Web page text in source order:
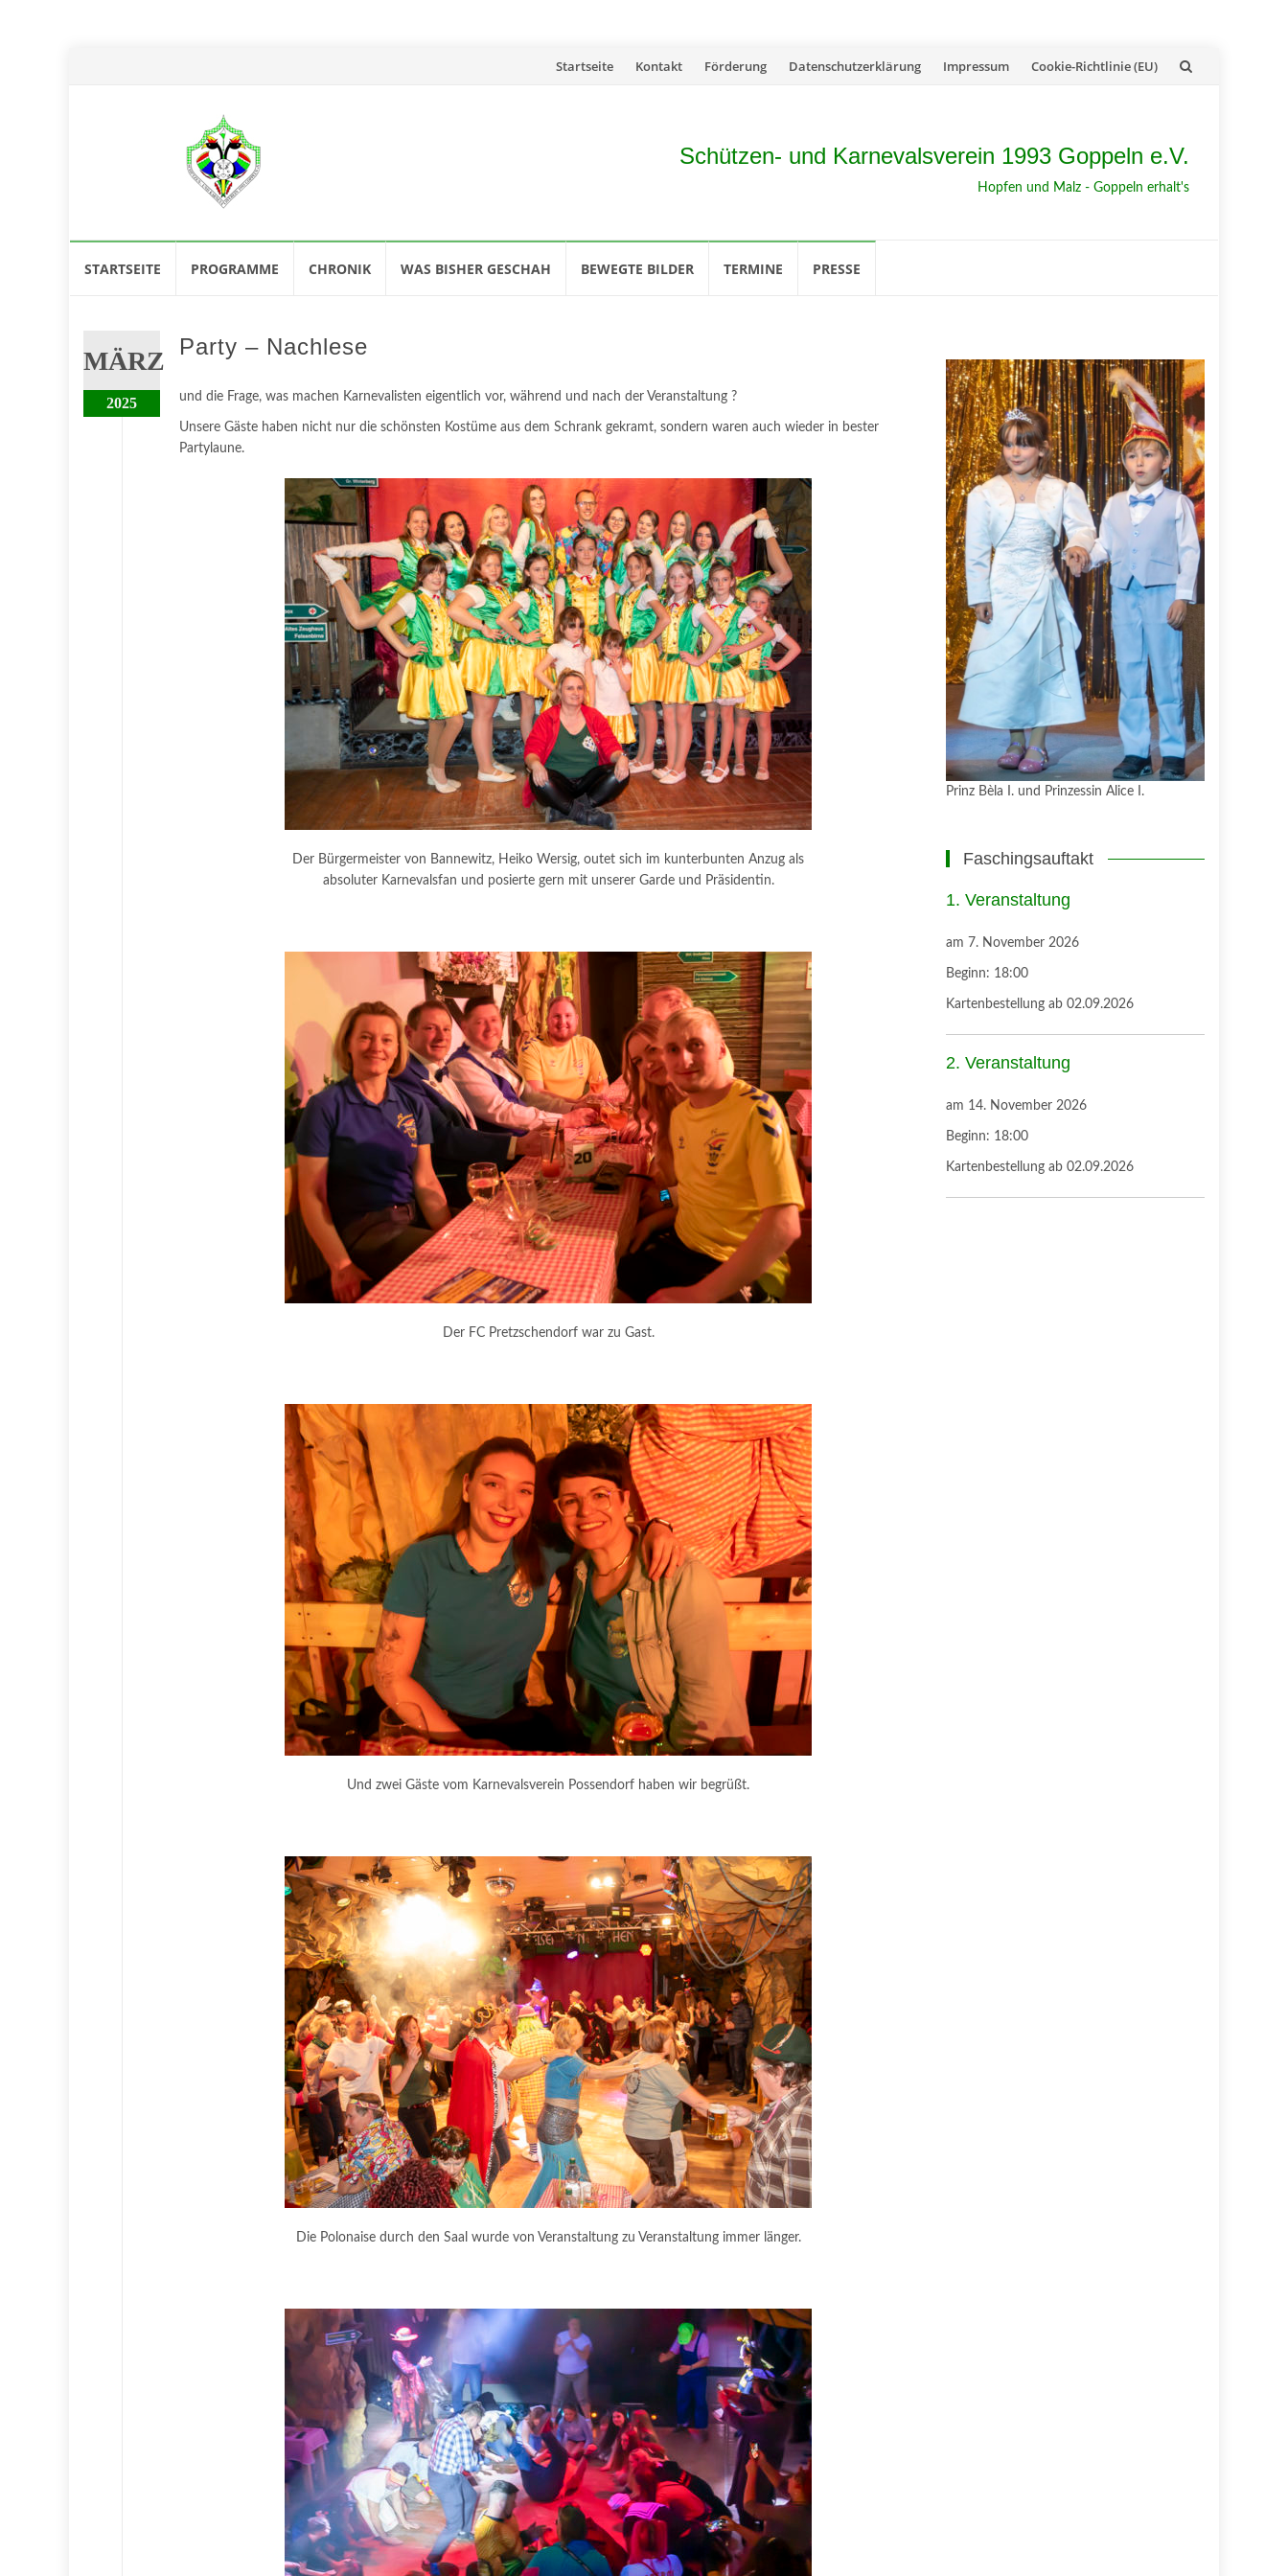
Skip
Startseite Kontakt Förderung Datenschutzerklärung Impressum Cookie-Richtlinie (EU)
Schützen- und Karnevalsverein 1993 Goppeln e.V.
Hopfen und Malz - Goppeln erhalt's
STARTSEITE PROGRAMME CHRONIK WAS BISHER GESCHAH BEWEGTE BILDER TERMINE PRESSE
MÄRZ
2025
Party – Nachlese
und die Frage, was machen Karnevalisten eigentlich vor, während und nach der Veranstaltung ?
Unsere Gäste haben nicht nur die schönsten Kostüme aus dem Schrank gekramt, sondern waren auch wieder in bester
Partylaune.
Der Bürgermeister von Bannewitz, Heiko Wersig, outet sich im kunterbunten Anzug als
absoluter Karnevalsfan und posierte gern mit unserer Garde und Präsidentin.
Der FC Pretzschendorf war zu Gast.
Und zwei Gäste vom Karnevalsverein Possendorf haben wir begrüßt.
Die Polonaise durch den Saal wurde von Veranstaltung zu Veranstaltung immer länger.
Prinz Bèla I. und Prinzessin Alice I.
Faschingsauftakt
1. Veranstaltung
am 7. November 2026
Beginn: 18:00
Kartenbestellung ab 02.09.2026
2. Veranstaltung
am 14. November 2026
Beginn: 18:00
Kartenbestellung ab 02.09.2026